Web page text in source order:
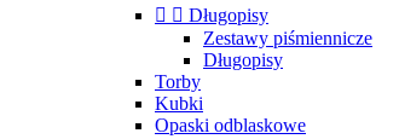
  Długopisy
Zestawy piśmiennicze
Długopisy
Torby
Kubki
Opaski odblaskowe